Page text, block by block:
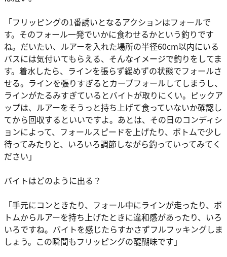
「フリッピングの1番誘いとなるアクションはフォールで
す。そのフォール一発でいかに食わせるかという釣りです
ね。だいたい、ルアーを入れた場所の半径60cm以内にいる
バスには気付いてもらえる、そんなイメージで釣りをしてま
す。着水したら、ラインを張らず緩めずの状態でフォールさ
せる。ラインを張りすぎるとカーブフォールしてしまうし、
ラインがたるみすぎているとバイトが取りにくい。ピックア
ップは、ルアーをそうっと持ち上げて食っていないか確認し
てから回収するといいですよ。あとは、その日のコンディシ
ョンによって、フォールスピードを上げたり、ボトムで少し
待ってみたりと、いろいろ調節しながら釣っていってみてく
ださい」
バイトはどのように出る？
「手元にコンときたり、フォール中にラインが走ったり、ボ
トムからルアーを持ち上げたときに違和感があったり、いろ
いろですね。バイトを感じたらすかさずフルフッキングしま
しょう。この瞬間もフリッピングの醍醐味です」